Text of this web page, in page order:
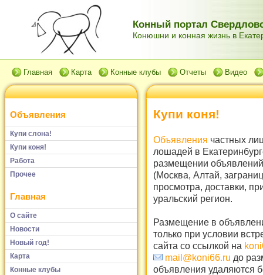
Конный портал
Конюшни и конная жизнь в
Главная Карта Конные клубы Отчеты Видео
Объявления
Купи слона!
Купи коня!
Работа
Прочее
Главная
О сайте
Новости
Новый год!
Карта
Конные клубы
Купи коня!
Объявления частных
лошадей в
размещении
(Москва, Алтай,
просмотра, доставки,
уральский регион.
Размещение в
только при условии
сайта со ссылкой на
mail@koni66.ru до
объявления удаляются